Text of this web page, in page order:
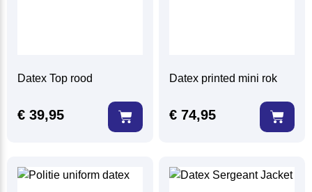
Datex Top rood
€ 39,95
Datex printed mini rok
€ 74,95